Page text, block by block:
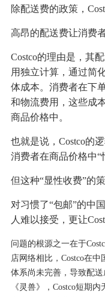
除配送费的政策，
高昂的配送费让消费
Costco的理由是，其
用独立计算，通过简
体成本。消费者在下
和物流费用，这些成
商品价格中。
也就是说，Costco的
消费者在商品价格中“
但这种“显性收费”的
对习惯了“包邮”的中
人难以接受，更让
问题的根源之一在于
店网络相比，Costco在
体系尚未完善，导致配
《灵兽》，Costco短期